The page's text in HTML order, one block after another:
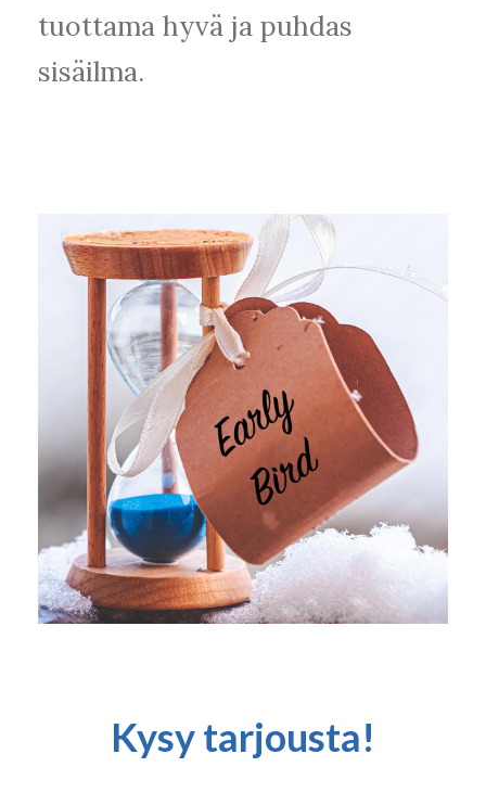
tuottama hyvä ja puhdas
sisäilma.
Kysy tarjousta!